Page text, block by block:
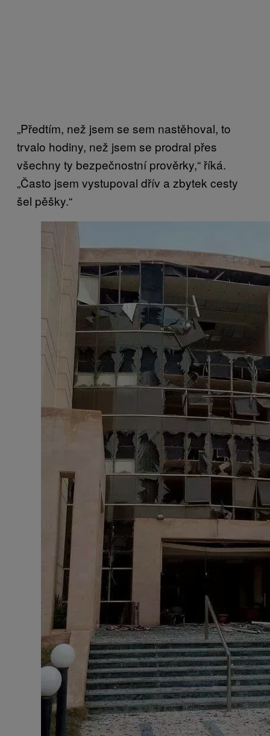
„Předtím, než jsem se sem nastěhoval, to
trvalo hodiny, než jsem se prodral přes
všechny ty bezpečnostní prověrky,“ říká.
„Často jsem vystupoval dřív a zbytek cesty
šel pěšky.“